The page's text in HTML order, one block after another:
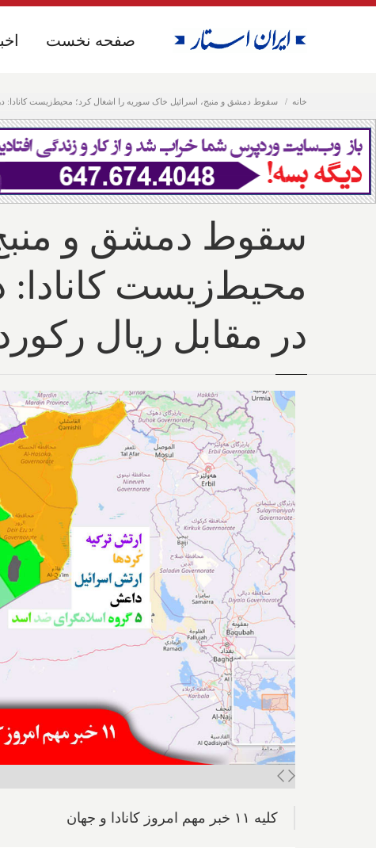
خانه سقوط دمشق و منبج، اسرائیل خاک سوریه را اشغال کرد؛ محیط‌زیست کانادا: در
صفحه نخست
صفحه نخست
سقوط دمشق و
محیط‌زیست کانادا:
در مقابل ریال
کلیه ۱۱ خبر مهم امروز کانادا و جهان